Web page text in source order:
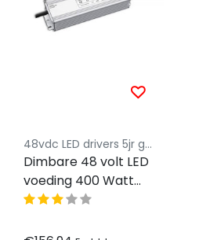
48vdc LED drivers 5jr garantie
Dimbare 48 volt LED
voeding 400 Watt
IP67 - 1-10 volt